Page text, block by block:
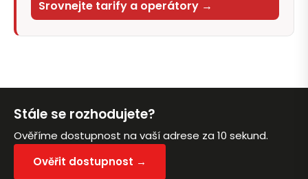
Srovnejte tarify a operátory →
Stále se rozhodujete?
Ověříme dostupnost na vaší adrese za 10 sekund.
Ověřit dostupnost →